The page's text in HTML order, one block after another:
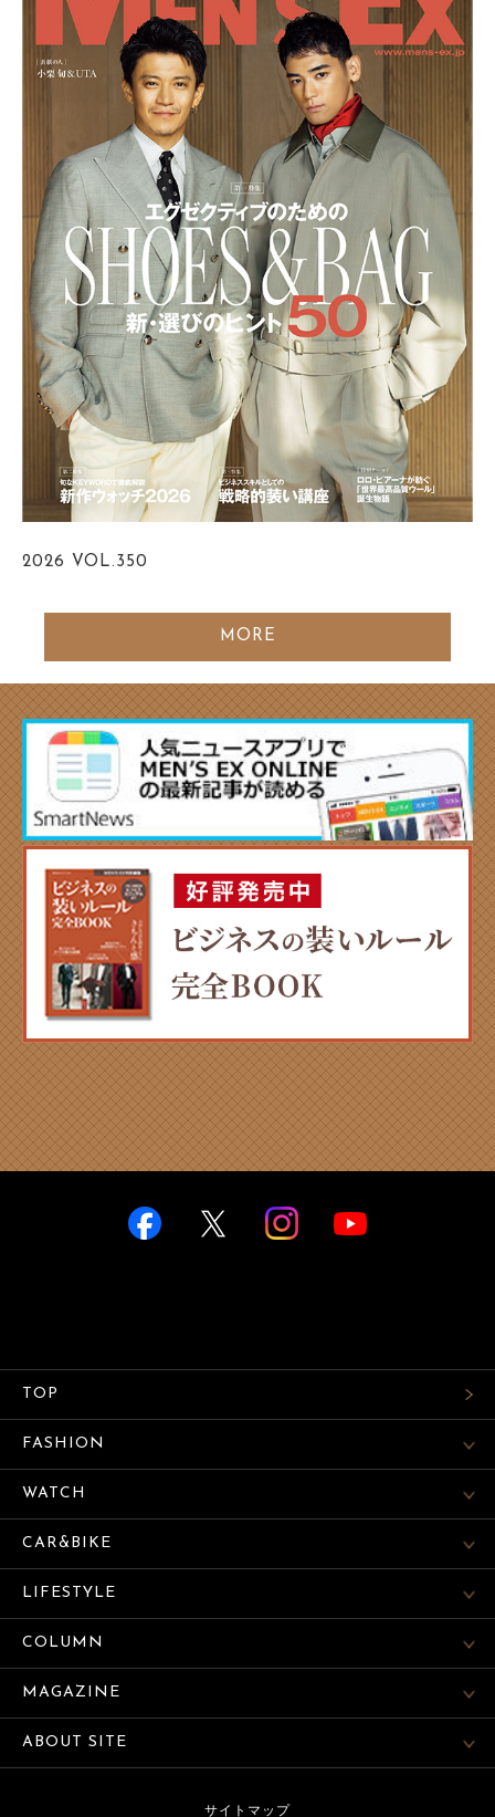
2026 VOL.350
MORE
TOP
FASHION
WATCH
CAR&BIKE
LIFESTYLE
COLUMN
MAGAZINE
ABOUT SITE
サイトマップ